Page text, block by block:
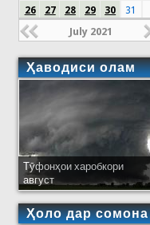
26
27 28 29 30 31
July 2021
Ҳаводиси олам
Тӯфонҳои харобкори
август
Ҳоло дар сомона